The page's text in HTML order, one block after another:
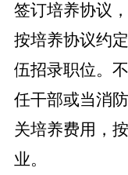
签订培养协议
按培养协议约
伍招录职位。
任干部或当消
关培养费用，
业。